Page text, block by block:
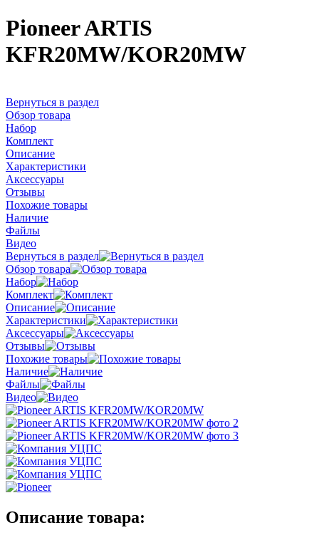
Pioneer ARTIS
KFR20MW/KOR20MW
Вернуться в раздел
Обзор товара
Набор
Комплект
Описание
Характеристики
Аксессуары
Отзывы
Похожие товары
Наличие
Файлы
Видео
Вернуться в раздел
Обзор товара
Набор
Комплект
Описание
Характеристики
Аксессуары
Отзывы
Похожие товары
Наличие
Файлы
Видео
Описание товара: